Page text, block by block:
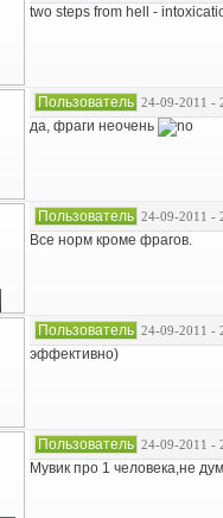
two steps from hell -
Пользователь 24-09-2011 -
да, фраги неочень
Пользователь 24-09-2011 -
Все норм кроме фрагов.
Пользователь 24-09-2011 -
эффективно)
Пользователь 24-09-2011 -
Мувик про 1 человека,не